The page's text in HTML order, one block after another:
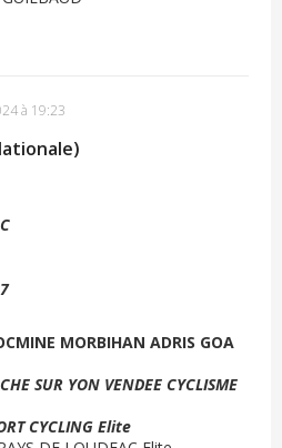
à 19:23
MORBIHAN ADRIS GOA
SUR YON VENDEE CYCLISME
CYCLING Elite